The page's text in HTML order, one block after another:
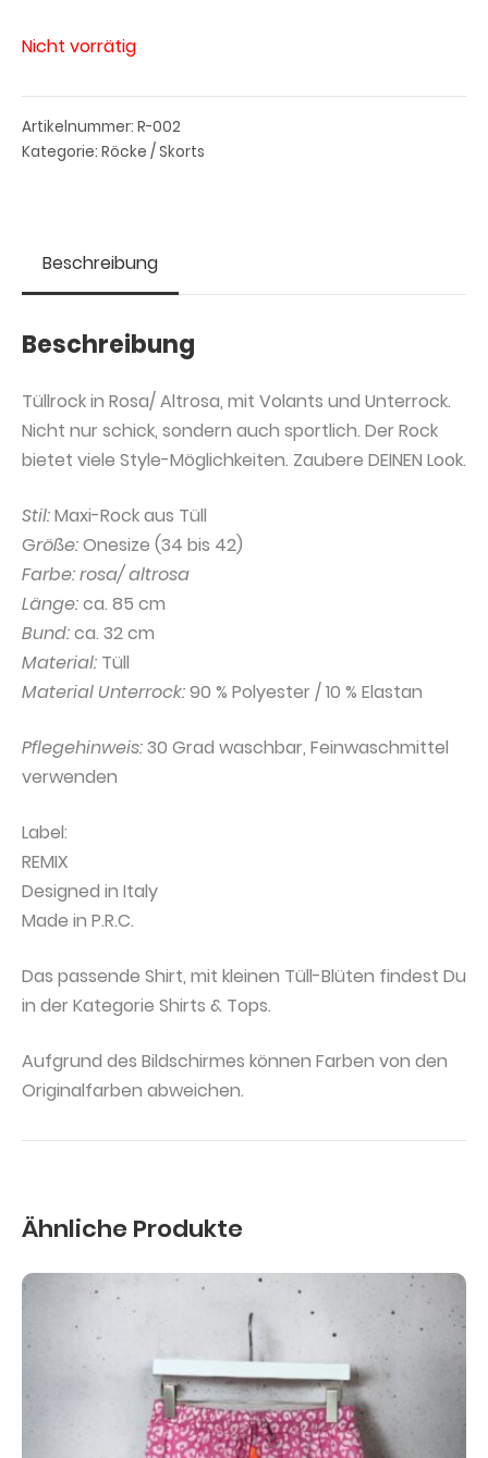
Nicht vorrätig
Artikelnummer: R-002
Kategorie: Röcke / Skorts
Beschreibung
Beschreibung
Tüllrock in Rosa/ Altrosa, mit Volants und Unterrock.
Nicht nur schick, sondern auch sportlich. Der Rock
bietet viele Style-Möglichkeiten. Zaubere DEINEN Look.
Stil:Maxi-Rock aus Tüll
Größe:Onesize (34 bis 42)
Farbe: rosa/ altrosa
Länge:ca. 85 cm
Bund:ca. 32 cm
Material: Tüll
Material Unterrock:90 % Polyester / 10 % Elastan
Pflegehinweis:30 Grad waschbar, Feinwaschmittel
verwenden
Label:
REMIX
Designed in Italy
Made in P.R.C.
Das passende Shirt, mit kleinen Tüll-Blüten findest Du
in der Kategorie Shirts & Tops.
Aufgrund des Bildschirmes können Farben von den
Originalfarben abweichen.
Ähnliche Produkte